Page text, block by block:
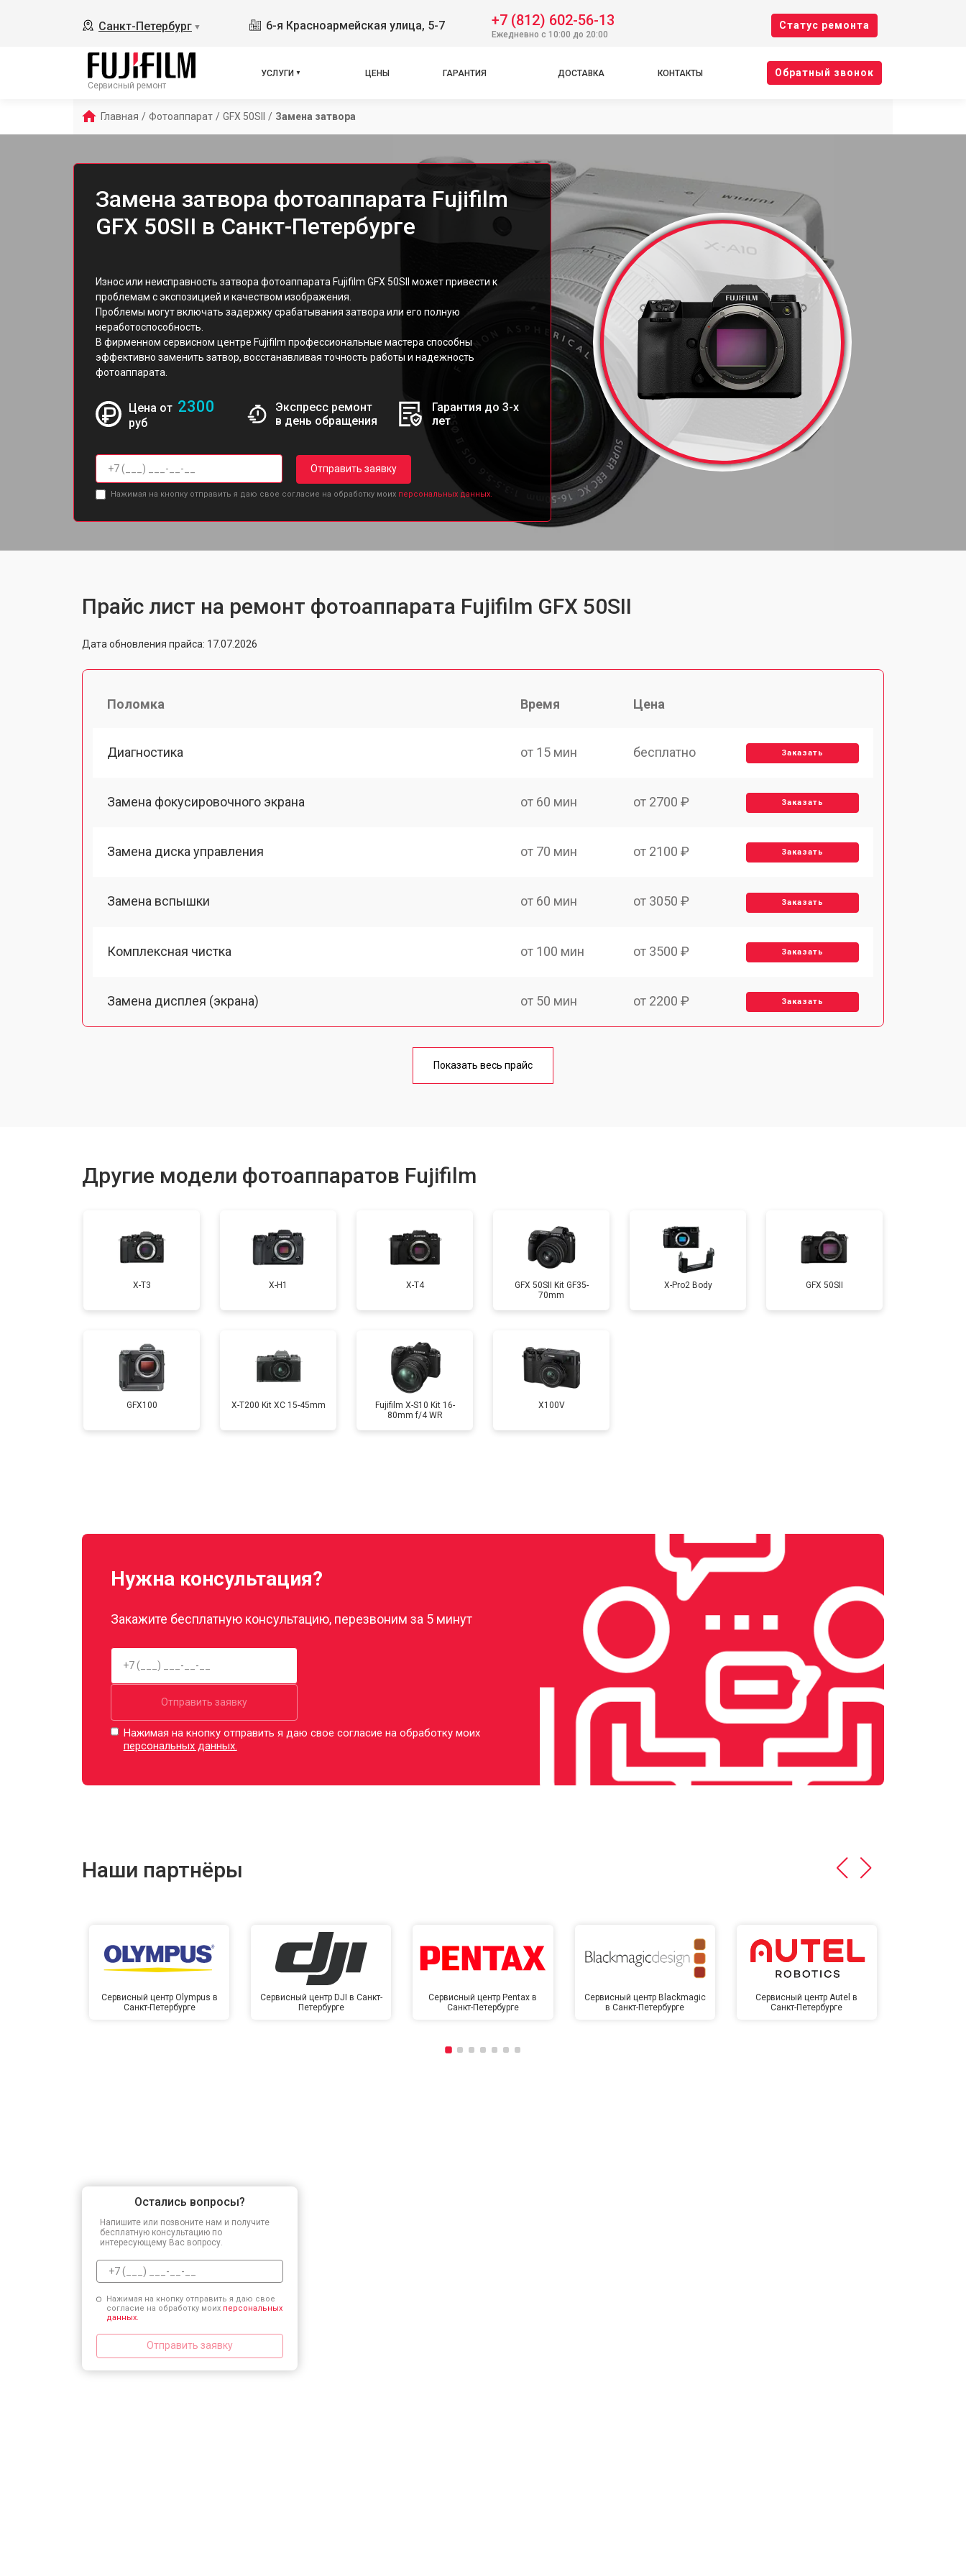
Санкт-Петербург ▼ 6-я Красноармейская улица, 5-7 +7 (812) 602-56-13
Ежедневно с 10:00 до 20:00
Cтатус ремонта
Сервисный ремонт
УСЛУГИ ЦЕНЫ ГАРАНТИЯ ДОСТАВКА КОНТАКТЫ Oбратный звонок
Главная / Фотоаппарат / GFX 50SII / Замена затвора
Замена затвора фотоаппарата Fujifilm
GFX 50SII в Санкт-Петербурге
Износ или неисправность затвора фотоаппарата Fujifilm GFX 50SII может привести к
проблемам с экспозицией и качеством изображения.
Проблемы могут включать задержку срабатывания затвора или его полную
неработоспособность.
В фирменном сервисном центре Fujifilm профессиональные мастера способны
эффективно заменить затвор, восстанавливая точность работы и надежность
фотоаппарата.
Цена от 2300
руб
Экспресс ремонт
в день обращения
Гарантия до 3-х
лет
Отправить заявку
Нажимая на кнопку отправить я даю свое согласие на обработку моих персональных данных.
Прайс лист на ремонт фотоаппарата Fujifilm GFX 50SII
Дата обновления прайса: 17.07.2026
Поломка Время Цена
Диагностика от 15 мин бесплатно Заказать
Замена фокусировочного экрана от 60 мин от 2700 ₽ Заказать
Замена диска управления от 70 мин от 2100 ₽ Заказать
Замена вспышки от 60 мин от 3050 ₽ Заказать
Комплексная чистка от 100 мин от 3500 ₽ Заказать
Замена дисплея (экрана) от 50 мин от 2200 ₽ Заказать
от 80 мин
Замена CCD/CMOS матрицы от 70 мин от 4300 ₽ Заказать
от 100 мин
Чистка матрицы от 60 мин
Показать весь прайс
Другие модели фотоаппаратов Fujifilm
X-T3 X-H1 X-T4
GFX 50SII Kit GF35-
70mm
X-Pro2 Body GFX 50SII
GFX100 X-T200 Kit XC 15-45mm
Fujifilm X-S10 Kit 16-
80mm f/4 WR
X100V
Нужна консультация?
Закажите бесплатную консультацию, перезвоним за 5 минут
Отправить заявку
Нажимая на кнопку отправить я даю свое согласие на обработку моих
персональных данных.
Наши партнёры
Сервисный центр Olympus в
Санкт-Петербурге
Сервисный центр DJI в Санкт-
Петербурге
Сервисный центр Pentax в
Санкт-Петербурге
Сервисный центр Blackmagic
в Санкт-Петербурге
Сервисный центр Autel в
Санкт-Петербурге
Остались вопросы?
Напишите или позвоните нам и получите
бесплатную консультацию по
интересующему Вас вопросу.
Нажимая на кнопку отправить я даю свое
согласие на обработку моих персональных
данных.
Отправить заявку